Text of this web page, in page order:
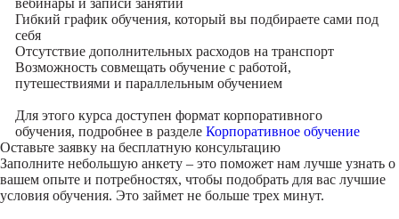
вебинары и записи занятий
Гибкий график обучения, который вы подбираете сами под
себя
Отсутствие дополнительных расходов на транспорт
Возможность совмещать обучение с работой,
путешествиями и параллельным обучением
Для этого курса доступен формат корпоративного
обучения, подробнее в разделе Корпоративное обучение
Оставьте заявку на бесплатную консультацию
Заполните небольшую анкету – это поможет нам лучше узнать о
вашем опыте и потребностях, чтобы подобрать для вас лучшие
условия обучения. Это займет не больше трех минут.